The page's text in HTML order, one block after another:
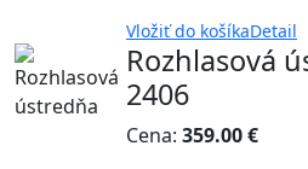
Vložiť do košíkaDetail
Rozhlasová
2406
Cena: 359.00 €